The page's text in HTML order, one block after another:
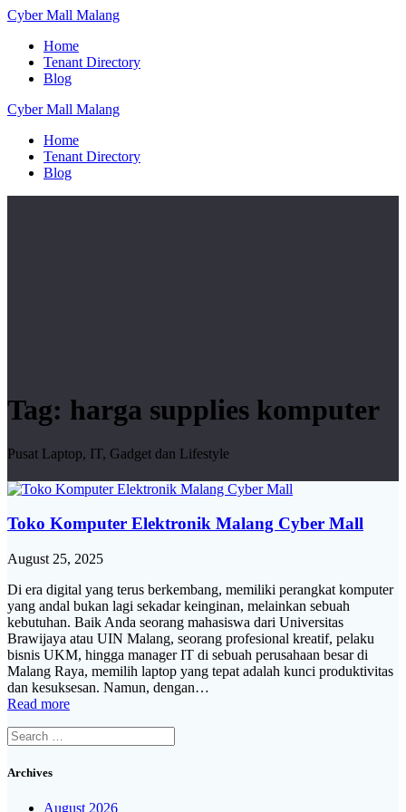
Skip
content
CyberMall Malang
Home
Tenant Directory
Blog
CyberMall Malang
Home
Tenant Directory
Blog
Tag: harga supplies komputer
Pusat Laptop, IT, Gadget dan Lifestyle
Toko Komputer Elektronik Malang Cyber Mall
August 25, 2025
Di era digital yang terus berkembang, memiliki perangkat komputer
yang andal bukan lagi sekadar keinginan, melainkan sebuah
kebutuhan. Baik Anda seorang mahasiswa dari Universitas
Brawijaya atau UIN Malang, seorang profesional kreatif, pelaku
bisnis UKM, hingga manager IT di sebuah perusahaan besar di
Malang Raya, memilih laptop yang tepat adalah kunci produktivitas
dan kesuksesan. Namun, dengan…
Read more
Search
for:
Archives
August 2026